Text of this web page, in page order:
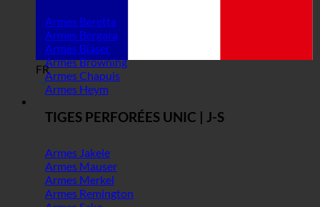
FR
Armes Beretta
Armes Bergara
Armes Blaser
Armes Browning
Armes Chapuis
Armes Heym
TIGES PERFORÉES UNIC | J-S
Armes Jakele
Armes Mauser
Armes Merkel
Armes Remington